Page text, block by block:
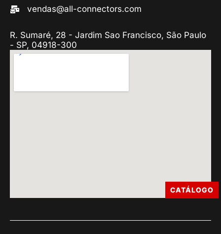
vendas@all-connectors.com
R. Sumaré, 28 - Jardim Sao Francisco, São Paulo
- SP, 04918-300
CATÁLOGO